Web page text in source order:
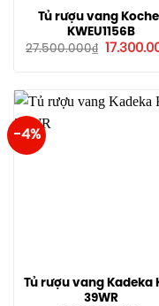
Tủ rượu vang
KWEU1156B
27.500.000₫ Giá
-4%
Tủ rượu vang Kadeka
39WR